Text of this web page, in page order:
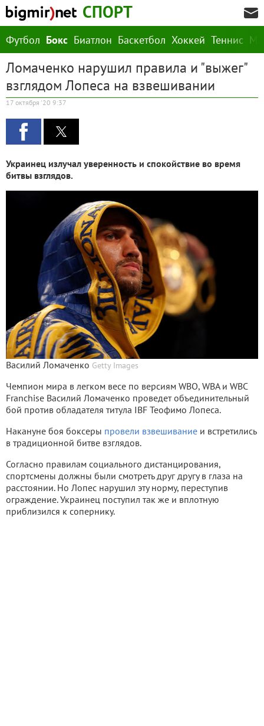
СПОРТ
Футбол Бокс Биатлон Баскетбол Хоккей Теннис
Ломаченко нарушил правила и "выжег"
взглядом Лопеса на взвешивании
17 октября '20 9:37
Украинец излучал уверенность и спокойствие во время
битвы взглядов.
Василий Ломаченко Getty Images
Чемпион мира в легком весе по версиям WBO, WBA и WBC
Franchise Василий Ломаченко проведет объединительный
бой против обладателя титула IBF Теофимо Лопеса.
Накануне боя боксеры провели взвешивание и встретились
в традиционной битве взглядов.
Согласно правилам социального дистанцирования,
спортсмены должны были смотреть друг другу в глаза на
расстоянии. Но Лопес нарушил эту норму, переступив
ограждение. Украинец поступил так же и вплотную
приблизился к сопернику.